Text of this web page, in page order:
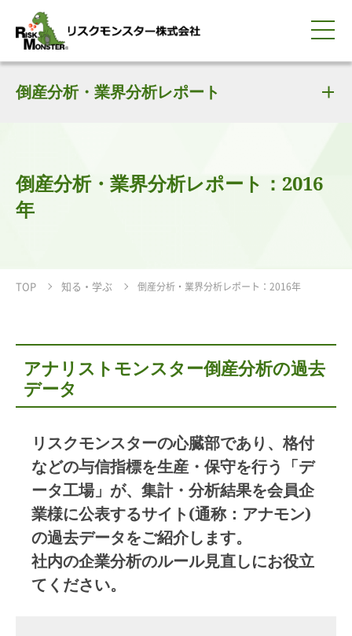
サービス紹介
選ばれる理由
知る・学ぶ
導入事例
企業情報
採用情報
IR情報
お問い合わせ
0120-259-440
平日9:00-18:00(土日祝除く)
倒産分析・業界分析レポート
倒産分析・業界分析レポート：2016
年
TOP 知る・学ぶ 倒産分析・業界分析レポート：2016年
アナリストモンスター倒産分析の過去
データ
リスクモンスターの心臓部であり、格付
などの与信指標を生産・保守を行う「デ
ータ工場」が、集計・分析結果を会員企
業様に公表するサイト(通称：アナモン)
の過去データをご紹介します。
社内の企業分析のルール見直しにお役立
てください。